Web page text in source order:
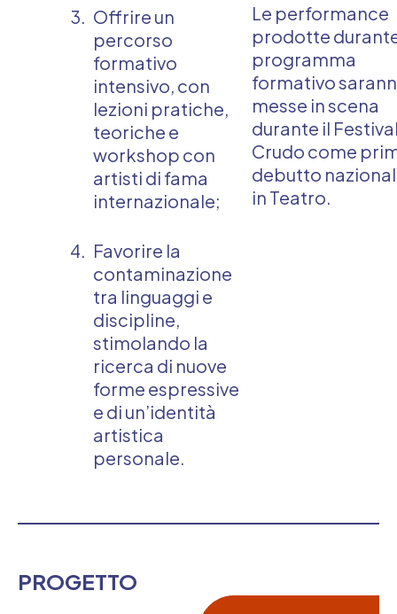
Offrire un
percorso
formativo
intensivo, con
lezioni pratiche,
teoriche e
workshop con
artisti di fama
internazionale;
Favorire la
contaminazione
tra linguaggi e
discipline,
stimolando la
ricerca di nuove
forme espressive
e di un’identità
artistica
personale.
Le performance
prodotte
programma
formativo
messe in scena
durante il
Crudo come
debutto
in Teatro.
PROGETTO